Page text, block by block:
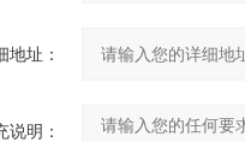
地址：
说明：